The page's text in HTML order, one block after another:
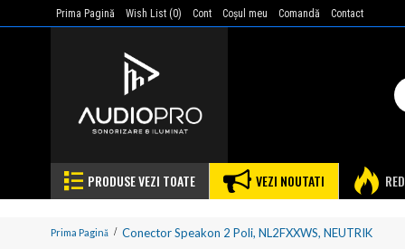
Prima Pagină Wish List (0) Cont Coşul meu Comandă Contact
PRODUSE VEZI TOATE VEZI NOUTATI
Prima Pagină Conector Speakon 2 Poli, NL2FXXWS, NEUTRIK